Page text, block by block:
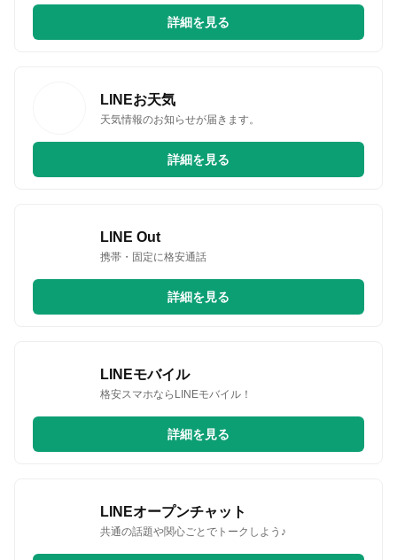
詳細を見る
LINEお天気
天気情報のお知らせが届きます。
詳細を見る
LINE Out
携帯・固定に格安通話
詳細を見る
LINEモバイル
格安スマホならLINEモバイル！
詳細を見る
LINEオープンチャット
共通の話題や関心ごとでトークしよう♪